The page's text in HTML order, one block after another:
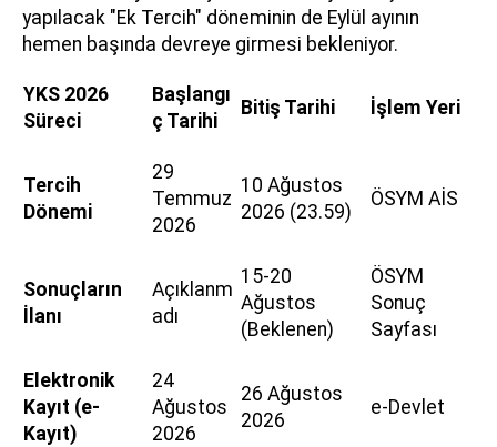
yapılacak "Ek Tercih" döneminin de Eylül ayının
hemen başında devreye girmesi bekleniyor.
YKS 2026
Süreci
Başlangı
ç Tarihi
Bitiş Tarihi İşlem Yeri
Tercih
Dönemi
29
Temmuz
2026
10 Ağustos
2026 (23.59)
ÖSYM AİS
Sonuçların
İlanı
Açıklanm
adı
15-20
Ağustos
(Beklenen)
ÖSYM
Sonuç
Sayfası
Elektronik
Kayıt (e-
Kayıt)
24
Ağustos
2026
26 Ağustos
2026
e-Devlet